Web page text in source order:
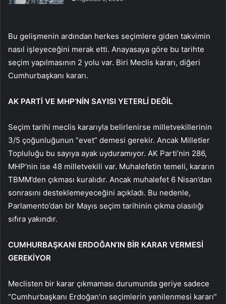
Bu gelişmenin ardından herkes seçimlere giden takvimin
nasıl işleyeceğini merak etti. Anayasaya göre bu tarihte
seçim yapılmasının 2 yolu var. Biri Meclis kararı, diğeri
Cumhurbaşkanı kararı.
AK PARTİ VE MHP’NİN SAYISI YETERLİ DEĞİL
Seçim tarihi meclis kararıyla belirlenirse milletvekillerinin
3/5 çoğunluğunun “evet” demesi gerekir. Ancak Milletler
Topluluğu bu sayıya ayak uyduramıyor. AK Parti’nin 286,
MHP’nin ise 48 milletvekili var. Muhalefetin temeli, kararın
TBMM’den çıkması kuralıdır. Ancak muhalefet 6 Nisan’dan
sonrasını desteklemeyeceğini açıkladı. Bu nedenle,
Parlamento’dan bir Mayıs seçim tarihinin çıkma olasılığı
sıfıra yakındır.
CUMHURBAŞKANI ERDOĞAN’IN BİR KARAR VERMESİ
GEREKİYOR
Meclisten bir karar çıkmaması durumunda geriye sadece
“Cumhurbaşkanı Erdoğan’ın seçimlerin yenilenmesi kararı”